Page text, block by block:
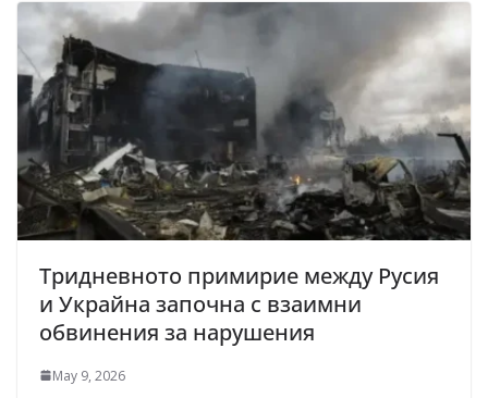
Тридневното примирие между Русия
и Украйна започна с взаимни
обвинения за нарушения
May 9, 2026